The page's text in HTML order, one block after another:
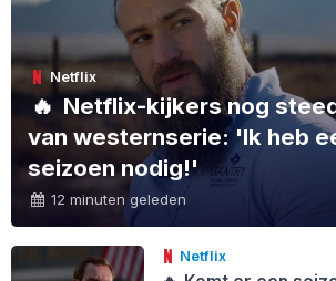
Netflix
🔥 Netflix-kijkers nog
van westernserie: 'Ik heb
seizoen nodig!'
12 minuten geleden
Netflix